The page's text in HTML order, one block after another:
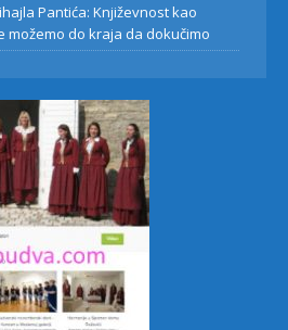
Pantića: Književnost kao
možemo do kraja da dokučimo